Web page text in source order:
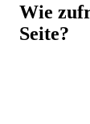
AT)
Wie
Seite?